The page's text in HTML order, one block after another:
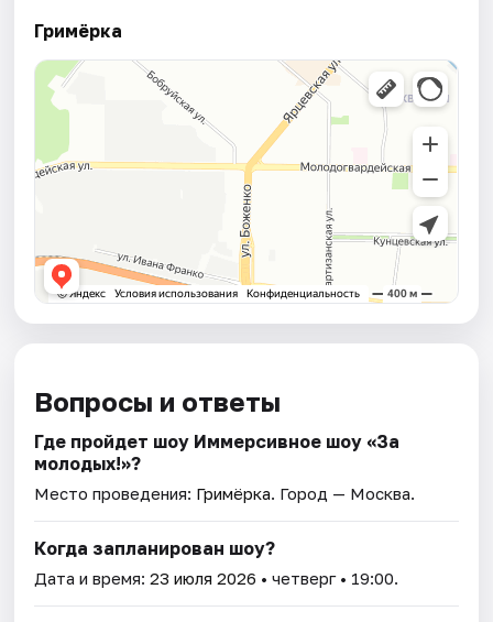
Гримёрка
Вопросы и ответы
Где пройдет шоу Иммерсивное шоу «За
молодых!»?
Место проведения: Гримёрка. Город — Москва.
Когда запланирован шоу?
Дата и время:23 июля 2026 • четверг • 19:00.